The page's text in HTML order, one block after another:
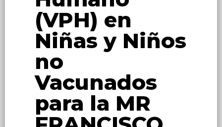
(VPH) en
Niñas y Niños
no
Vacunados
para la MR